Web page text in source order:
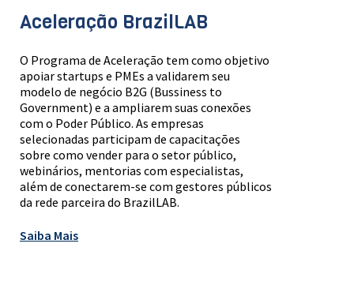
Aceleração BrazilLAB
O Programa de Aceleração tem como objetivo
apoiar startups e PMEs a validarem seu
modelo de negócio B2G (Bussiness to
Government) e a ampliarem suas conexões
com o Poder Público. As empresas
selecionadas participam de capacitações
sobre como vender para o setor público,
webinários, mentorias com especialistas,
além de conectarem-se com gestores públicos
da rede parceira do BrazilLAB.
Saiba Mais